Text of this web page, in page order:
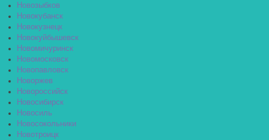
Новозыбков
Новокубанск
Новокузнецк
Новокуйбышевск
Новомичуринск
Новомосковск
Новопавловск
Новоржев
Новороссийск
Новосибирск
Новосиль
Новосокольники
Новотроицк